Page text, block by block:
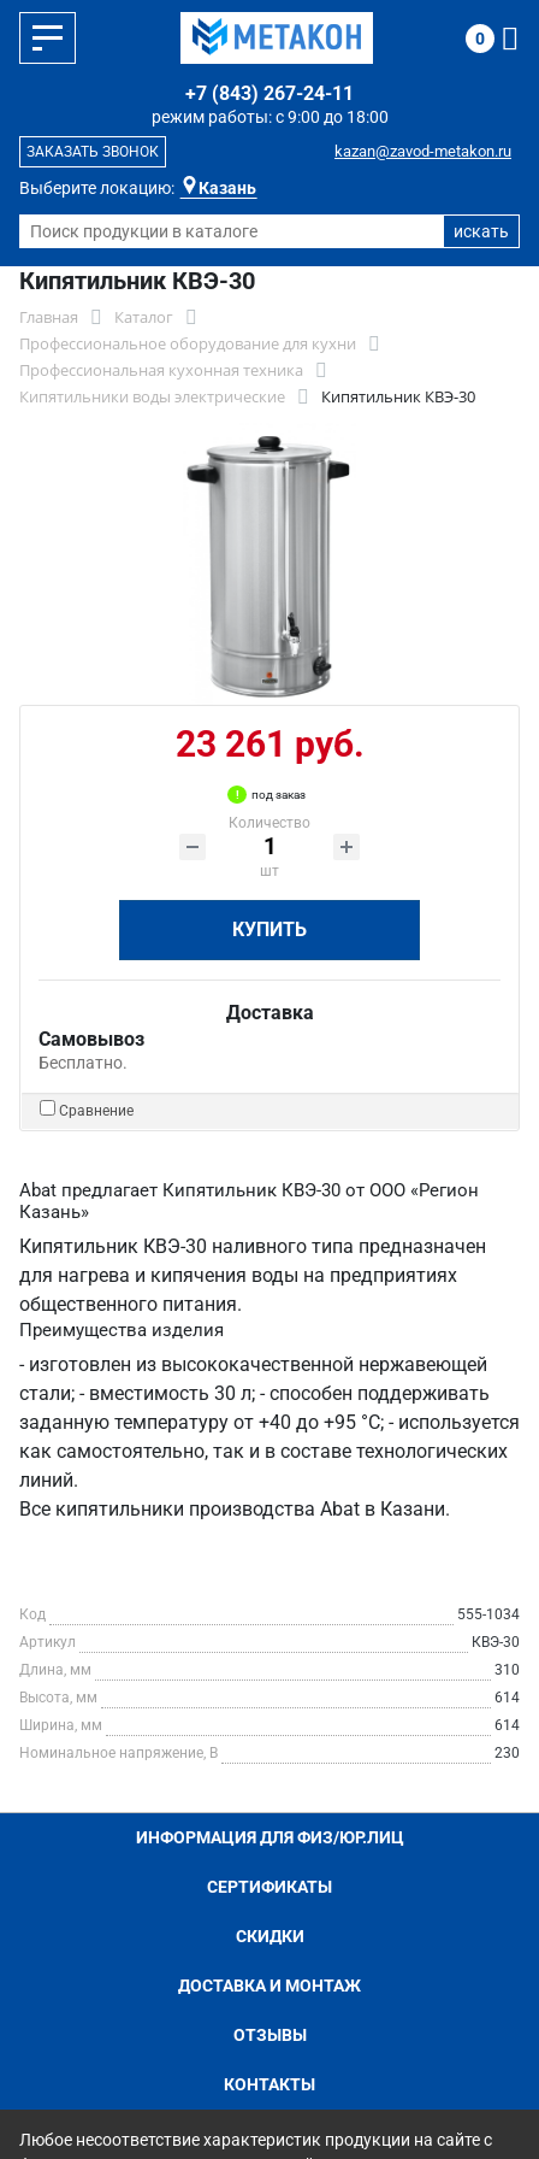
Выберите локацию: Казань
режим работы: с 9:00 до 18:00
+7 (843) 267-24-11
kazan@zavod-metakon.ru
ЗАКАЗАТЬ ЗВОНОК
0
Кипятильник КВЭ-30
Главная
Каталог
Профессиональное оборудование для кухни
Профессиональная кухонная техника
Кипятильники воды электрические
Кипятильник КВЭ-30
23 261 руб.
под заказ
Количество
шт
КУПИТЬ
Доставка
Самовывоз
Бесплатно.
Сравнение
Abat предлагает Кипятильник КВЭ-30 от ООО «Регион
Казань»
Кипятильник КВЭ-30 наливного типа предназначен
для нагрева и кипячения воды на предприятиях
общественного питания.
Преимущества изделия
- изготовлен из высококачественной нержавеющей
стали; - вместимость 30 л; - способен поддерживать
заданную температуру от +40 до +95 °C; - используется
как самостоятельно, так и в составе технологических
линий.
Все кипятильники производства Abat в Казани.
Код
555-1034
Артикул
КВЭ-30
Длина, мм
310
Высота, мм
614
Ширина, мм
614
Номинальное напряжение, В
230
ИНФОРМАЦИЯ ДЛЯ ФИЗ/ЮР.ЛИЦ
СЕРТИФИКАТЫ
СКИДКИ
ДОСТАВКА И МОНТАЖ
ОТЗЫВЫ
КОНТАКТЫ
Любое несоответствие характеристик продукции на сайте с